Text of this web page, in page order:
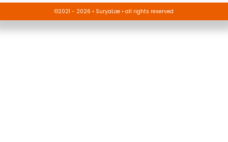
©2021 - 2026 • SuryaLoe • all rights reserved